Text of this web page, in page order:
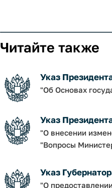
Читайте также
Указ
"Об Основах
Указ
"О внесении
"Вопросы
Указ
"О